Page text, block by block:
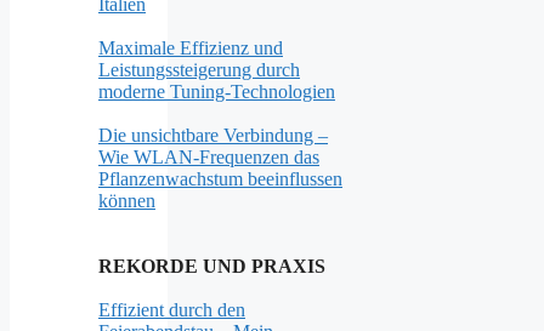
Maximale Effizienz und
Leistungssteigerung durch
moderne Tuning-Technologien
Die unsichtbare Verbindung –
Wie WLAN-Frequenzen das
Pflanzenwachstum beeinflussen
können
REKORDE UND PRAXIS
Effizient durch den